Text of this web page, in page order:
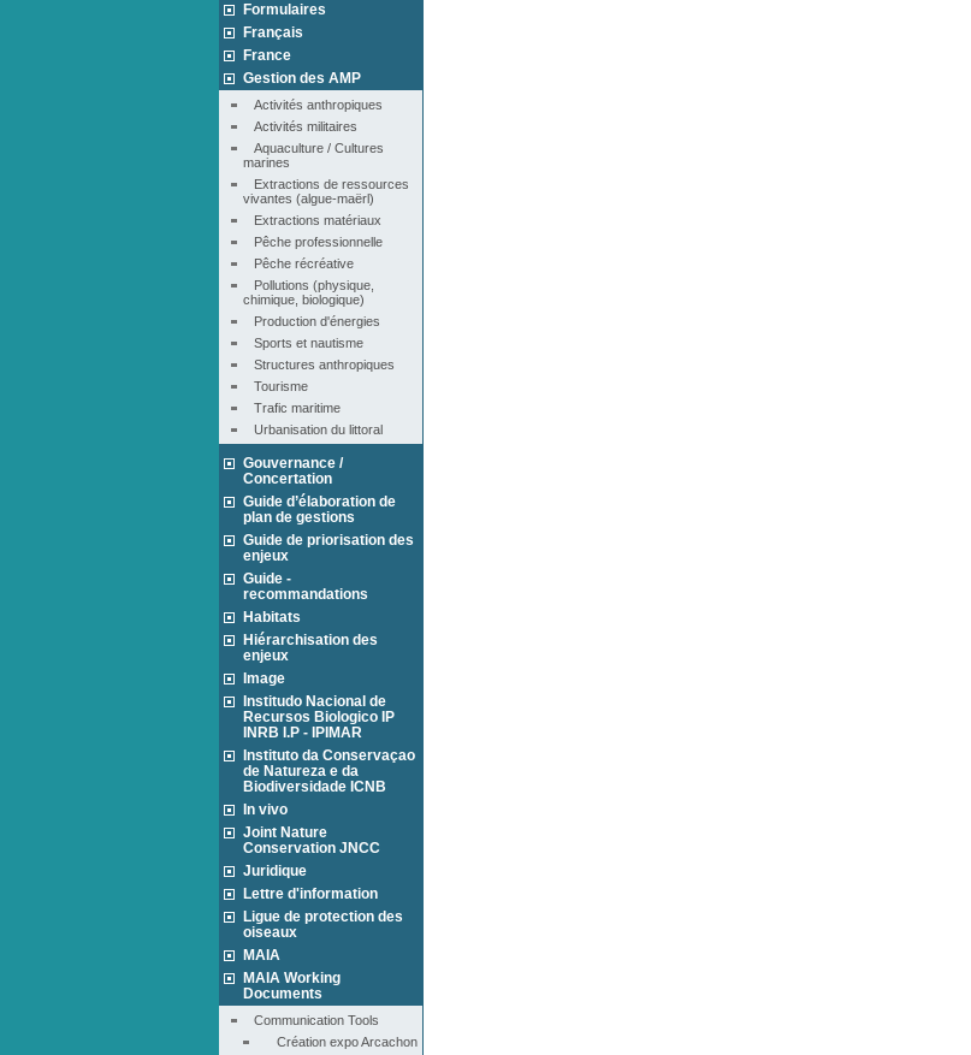
Formulaires
Français
France
Gestion des AMP
Activités anthropiques
Activités militaires
Aquaculture / Cultures
marines
Extractions de ressources
vivantes (algue-maërl)
Extractions matériaux
Pêche professionnelle
Pêche récréative
Pollutions (physique,
chimique, biologique)
Production d'énergies
Sports et nautisme
Structures anthropiques
Tourisme
Trafic maritime
Urbanisation du littoral
Gouvernance /
Concertation
Guide d’élaboration de
plan de gestions
Guide de priorisation des
enjeux
Guide -
recommandations
Habitats
Hiérarchisation des
enjeux
Image
Institudo Nacional de
Recursos Biologico IP
INRB I.P - IPIMAR
Instituto da Conservaçao
de Natureza e da
Biodiversidade ICNB
In vivo
Joint Nature
Conservation JNCC
Juridique
Lettre d'information
Ligue de protection des
oiseaux
MAIA
MAIA Working
Documents
Communication Tools
Création expo Arcachon